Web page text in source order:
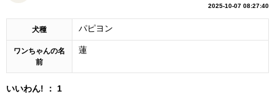
2025-10-07 08:27:40
犬種 パピヨン
ワンちゃんの名
前
蓮
いいわん! ： 1